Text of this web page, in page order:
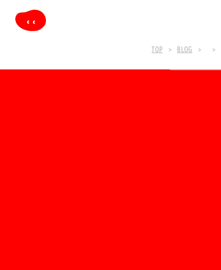
TOP BLOG